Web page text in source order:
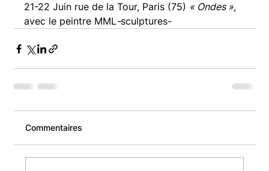
21-22 Juin rue de la Tour, Paris (75) « Ondes »,
avec le peintre MML-sculptures-
Commentaires